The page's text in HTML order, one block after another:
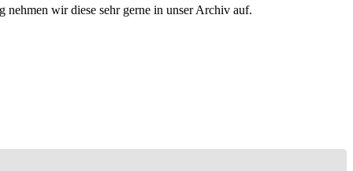
nehmen wir diese sehr gerne in unser Archiv auf.